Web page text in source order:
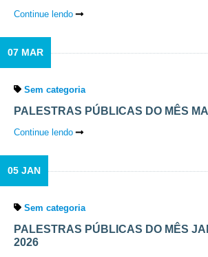
Continue lendo
07 MAR
Sem categoria
PALESTRAS PÚBLICAS DO MÊS
Continue lendo
05 JAN
Sem categoria
PALESTRAS PÚBLICAS DO MÊS
2026